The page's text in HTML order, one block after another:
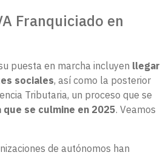
Franquiciado en
puesta en marcha incluyen llegar
sociales, así como la posterior
Tributaria, un proceso que se
que se culmine en 2025. Veamos
de autónomos han